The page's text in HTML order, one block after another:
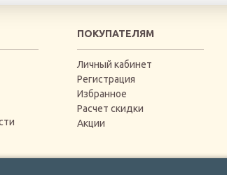
ПОКУПАТЕЛЯМ
Личный кабинет
Регистрация
Избранное
Расчет скидки
Акции